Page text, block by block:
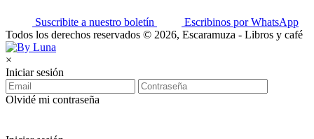
Suscribite a nuestro boletín
Escribinos por WhatsApp
Todos los derechos reservados © 2026, Escaramuza - Libros y café
×
Iniciar sesión
Olvidé mi contraseña